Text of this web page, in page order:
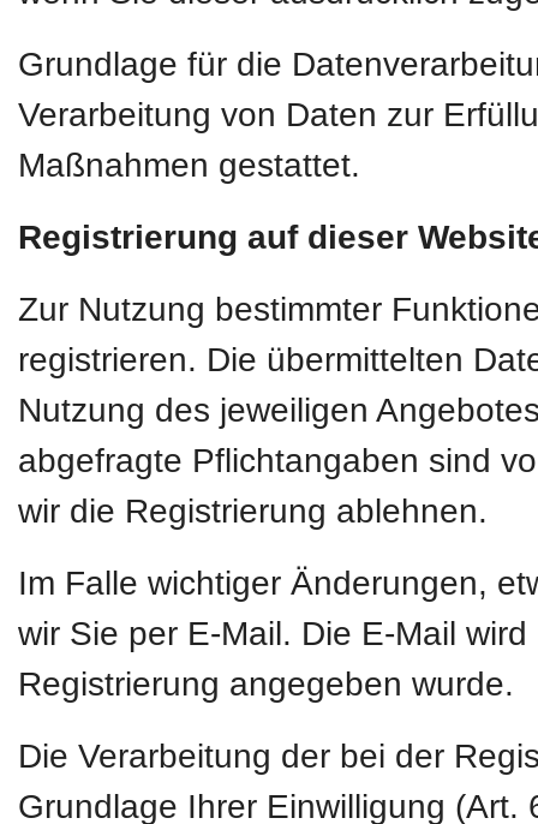
Grundlage für die
Verarbeitung von Daten zur
Maßnahmen gestattet.
Registrierung auf dieser
Zur Nutzung bestimmter
registrieren. Die übermittelten
Nutzung des jeweiligen
abgefragte Pflichtangaben sind
wir die Registrierung ablehnen.
Im Falle wichtiger Änderungen,
wir Sie per E-Mail. Die E-Mail
Registrierung angegeben wurde.
Die Verarbeitung der bei der
Grundlage Ihrer Einwilligung (Art.